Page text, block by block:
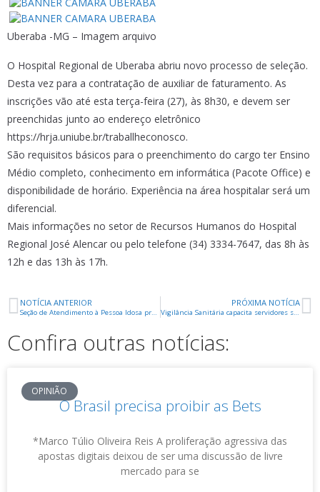
Uberaba -MG – Imagem arquivo
O Hospital Regional de Uberaba abriu novo processo de seleção.
Desta vez para a contratação de auxiliar de faturamento. As
inscrições vão até esta terça-feira (27), às 8h30, e devem ser
preenchidas junto ao endereço eletrônico
https://hrja.uniube.br/traballheconosco.
São requisitos básicos para o preenchimento do cargo ter Ensino
Médio completo, conhecimento em informática (Pacote Office) e
disponibilidade de horário. Experiência na área hospitalar será um
diferencial.
Mais informações no setor de Recursos Humanos do Hospital
Regional José Alencar ou pelo telefone (34) 3334-7647, das 8h às
12h e das 13h às 17h.
NOTÍCIA ANTERIOR
Seção de Atendimento à Pessoa Idosa promove Cine Social voltado à reflexão e participação comunitária
PRÓXIMA NOTÍCIA
Vigilância Sanitária capacita servidores sobre novas regras de Licenciamento Sanitário em Minas Gerais
Confira outras notícias:
OPINIÃO
O Brasil precisa proibir as Bets
*Marco Túlio Oliveira Reis A proliferação agressiva das
apostas digitais deixou de ser uma discussão de livre
mercado para se